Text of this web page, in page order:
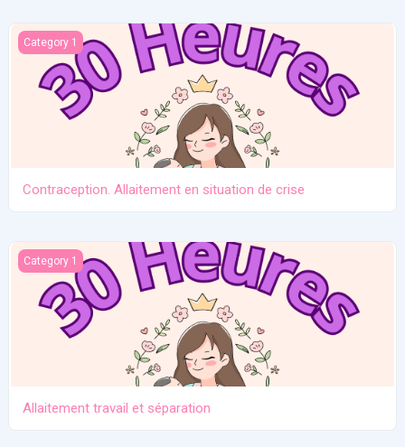
Contraception. Allaitement en situation de crise
Category 1
Contraception. Allaitement en situation de crise
Allaitement travail et séparation
Category 1
Allaitement travail et séparation